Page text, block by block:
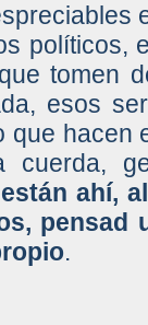
políticos,
tomen
esos
que hacen
ahí,
pensad
.